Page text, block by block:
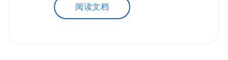
阅读文档